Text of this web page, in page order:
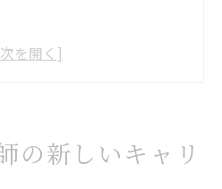
るキャリア形成の実例紹
形成と将来設計のヒント
の新しいキャリ